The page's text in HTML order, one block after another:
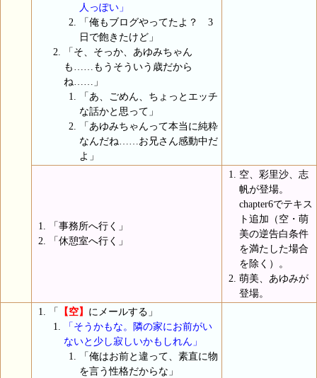
人っぽい」
「俺もブログやってたよ？ 3
日で飽きたけど」
「そ、そっか、あゆみちゃん
も……もうそういう歳だから
ね……」
「あ、ごめん、ちょっとエッチ
な話かと思って」
「あゆみちゃんって本当に純粋
なんだね……お兄さん感動中だ
よ」
「事務所へ行く」
「休憩室へ行く」
空、彩里沙、志
帆が登場。
chapter6でテキス
ト追加（空・萌
美の逆告白条件
を満たした場合
を除く）。
萌美、あゆみが
登場。
「 【空】 にメールする」
「そうかもな。隣の家にお前がい
ないと少し寂しいかもしれん」
「俺はお前と違って、素直に物
を言う性格だからな」